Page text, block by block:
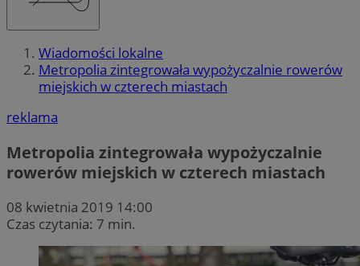
Wiadomości lokalne
Metropolia zintegrowała wypożyczalnie rowerów
miejskich w czterech miastach
reklama
Metropolia zintegrowała wypożyczalnie
rowerów miejskich w czterech miastach
08 kwietnia 2019 14:00
Czas czytania: 7 min.